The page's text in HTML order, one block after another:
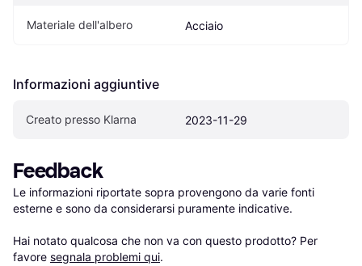
Materiale dell'albero Acciaio
Informazioni aggiuntive
Creato presso Klarna 2023-11-29
Feedback
Le informazioni riportate sopra provengono da varie fonti
esterne e sono da considerarsi puramente indicative.
Hai notato qualcosa che non va con questo prodotto? Per
favore segnala problemi qui.